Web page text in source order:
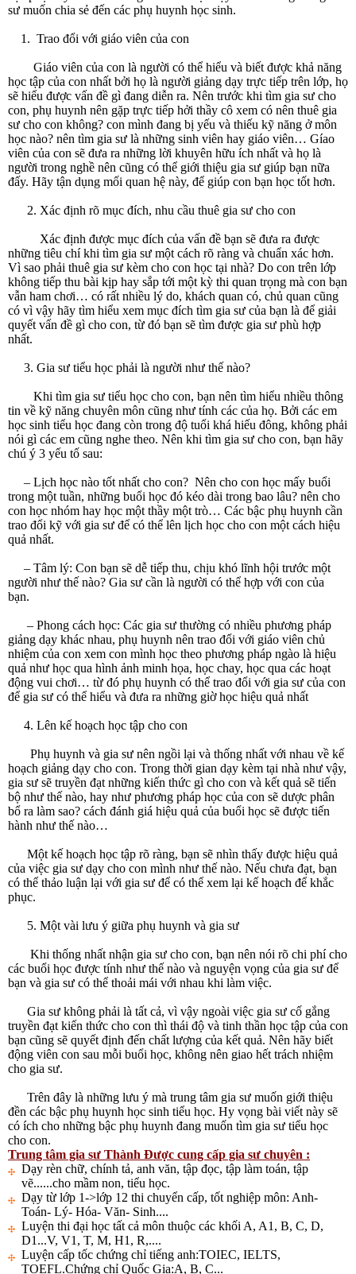
sư muốn chia sẻ đến các phụ huynh học sinh.
1. Trao đổi với giáo viên của con
Giáo viên của con là người có thể hiểu và biết được khả năng
học tập của con nhất bởi họ là người giảng dạy trực tiếp trên lớp, họ
sẽ hiểu được vấn đề gì đang diễn ra. Nên trước khi tìm gia sư cho
con, phụ huynh nên gặp trực tiếp hởi thầy cô xem có nên thuê gia
sư cho con không? con mình đang bị yếu và thiếu kỹ năng ở môn
học nào? nên tìm gia sư là những sinh viên hay giáo viên… Gíao
viên của con sẽ đưa ra những lời khuyên hữu ích nhất và họ là
người trong nghề nên cũng có thể giới thiệu gia sư giúp bạn nữa
đấy. Hãy tận dụng mối quan hệ này, để giúp con bạn học tốt hơn.
2. Xác định rõ mục đích, nhu cầu thuê gia sư cho con
Xác định được mục đích của vấn đề bạn sẽ đưa ra được
những tiêu chí khi tìm gia sư một cách rõ ràng và chuẩn xác hơn.
Vì sao phải thuê gia sư kèm cho con học tại nhà? Do con trên lớp
không tiếp thu bài kịp hay sắp tới một kỳ thi quan trọng mà con bạn
vẫn ham chơi… có rất nhiều lý do, khách quan có, chủ quan cũng
có vì vậy hãy tìm hiểu xem mục đích tìm gia sư của bạn là để giải
quyết vấn đề gì cho con, từ đó bạn sẽ tìm được gia sư phù hợp
nhất.
3. Gia sư tiểu học phải là người như thế nào?
Khi tìm gia sư tiểu học cho con, bạn nên tìm hiểu nhiều thông
tin về kỹ năng chuyên môn cũng như tính các của họ. Bởi các em
học sinh tiểu học đang còn trong độ tuổi khá hiếu đông, không phải
nói gì các em cũng nghe theo. Nên khi tìm gia sư cho con, bạn hãy
chú ý 3 yếu tố sau:
– Lịch học nào tốt nhất cho con? Nên cho con học mấy buổi
trong một tuần, những buổi học đó kéo dài trong bao lâu? nên cho
con học nhóm hay học một thầy một trò… Các bậc phụ huynh cần
trao đổi kỹ với gia sư để có thể lên lịch học cho con một cách hiệu
quả nhất.
– Tâm lý: Con bạn sẽ dễ tiếp thu, chịu khó lĩnh hội trước một
người như thế nào? Gia sư cần là người có thể hợp với con của
bạn.
– Phong cách học: Các gia sư thường có nhiều phương pháp
giảng dạy khác nhau, phụ huynh nên trao đổi với giáo viên chủ
nhiệm của con xem con mình học theo phương pháp ngào là hiệu
quả như học qua hình ảnh minh họa, học chay, học qua các hoạt
động vui chơi… từ đó phụ huynh có thể trao đổi với gia sư của con
để gia sư có thể hiểu và đưa ra những giờ học hiệu quả nhất
4. Lên kế hoạch học tập cho con
Phụ huynh và gia sư nên ngồi lại và thống nhất với nhau về kế
hoạch giảng dạy cho con. Trong thời gian dạy kèm tại nhà như vậy,
gia sư sẽ truyền đạt những kiến thức gì cho con và kết quả sẽ tiến
bộ như thế nào, hay như phương pháp học của con sẽ dược phân
bổ ra làm sao? cách đánh giá hiệu quả của buổi học sẽ được tiến
hành như thế nào…
Một kế hoạch học tập rõ ràng, bạn sẽ nhìn thấy được hiệu quả
của việc gia sư dạy cho con mình như thế nào. Nếu chưa đạt, bạn
có thể thảo luận lại với gia sư để có thể xem lại kế hoạch để khắc
phục.
5. Một vài lưu ý giữa phụ huynh và gia sư
Khi thống nhất nhận gia sư cho con, bạn nên nói rõ chi phí cho
các buổi học được tính như thế nào và nguyện vọng của gia sư để
bạn và gia sư có thể thoải mái với nhau khi làm việc.
Gia sư không phải là tất cả, vì vậy ngoài việc gia sư cố gắng
truyền đạt kiến thức cho con thì thái độ và tinh thần học tập của con
bạn cũng sẽ quyết định đến chất lượng của kết quả. Nên hãy biết
động viên con sau mỗi buổi học, không nên giao hết trách nhiệm
cho gia sư.
Trên đây là những lưu ý mà trung tâm gia sư muốn giới thiệu
đền các bậc phụ huynh học sinh tiểu học. Hy vọng bài viết này sẽ
có ích cho những bậc phụ huynh đang muốn tìm gia sư tiểu học
cho con.
Trung tâm gia sư Thành Được cung cấp gia sư chuyên :
Dạy rèn chữ, chính tả, anh văn, tập đọc, tập làm toán, tập
vẽ......cho mầm non, tiểu học.
Dạy từ lớp 1->lớp 12 thi chuyển cấp, tốt nghiệp môn: Anh-
Toán- Lý- Hóa- Văn- Sinh....
Luyện thi đại học tất cả môn thuộc các khối A, A1, B, C, D,
D1...V, V1, T, M, H1, R,....
Luyện cấp tốc chứng chỉ tiếng anh:TOIEC, IELTS,
TOEFL.Chứng chỉ Quốc Gia:A, B, C...